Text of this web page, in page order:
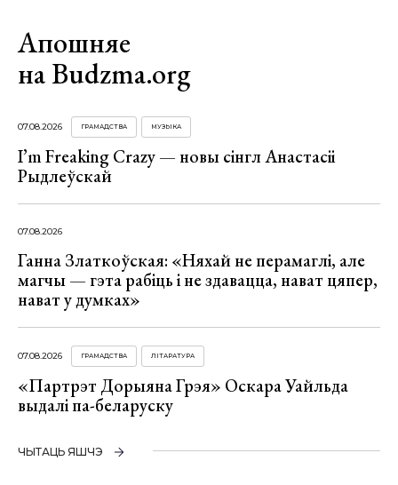
Апошняе
на Budzma.org
07.08.2026 ГРАМАДСТВА МУЗЫКА
I’m Freaking Crazy — новы сінгл Анастасіі
Рыдлеўскай
07.08.2026
Ганна Златкоўская: «Няхай не перамаглі, але
магчы — гэта рабіць і не здавацца, нават цяпер,
нават у думках»
07.08.2026 ГРАМАДСТВА ЛІТАРАТУРА
«Партрэт Дорыяна Грэя» Оскара Уайльда
выдалі па-беларуску
ЧЫТАЦЬ ЯШЧЭ